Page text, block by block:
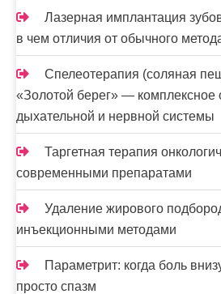
Лазерная имплантация
в чем отличия от обычного
Спелеотерапия (соляная
«Золотой берег» — комплексное
дыхательной и нервной системы
Таргетная терапия
современными препаратами
Удаление жирового
инъекционными методами
Параметрит: когда боль
просто спазм